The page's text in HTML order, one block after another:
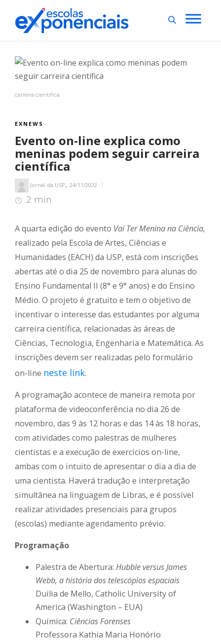
carreira científica
EXNEWS
Evento on-line explica como
meninas podem seguir carreira
científica
Jornal da USP, 24/11/2022
2 min
A quarta edição do evento Vai Ter Menina na Ciência,
realizado pela Escola de Artes, Ciências e
Humanidades (EACH) da USP, está com inscrições
abertas até o dia 25 de novembro para alunas do
Ensino Fundamental II (8° e 9° anos) e do Ensino
Médio. O projeto é gratuito e tem o objetivo de
incentivar o interesse das estudantes por alguma
carreira científica, relacionadas às áreas de
Ciências, Tecnologia, Engenharia e Matemática. As
inscrições devem ser realizadas pelo formulário
on-line neste link.
A programação acontece de maneira remota por
plataforma de videoconferência no dia 26 de
novembro, das 9 às 12 horas e das 14 às 18 horas,
com atividades como palestras de mulheres
cientistas e a execução de exercícios on-line,
ambas com o intuito de apresentar o dia a dia de
uma cientista. Haverá tradução e interpretação
simultânea na linguagem de Libras, e é possível
realizar atividades presenciais para grupos
(escolas) mediante agendamento prévio.
Programação
Palestra de Abertura: Hubble versus James
Webb, a história dos telescópios espaciais
Duilia de Mello, Catholic University of
America (Washington – EUA)
Química: Ciências Forenses
Professora Kathia Maria Honório